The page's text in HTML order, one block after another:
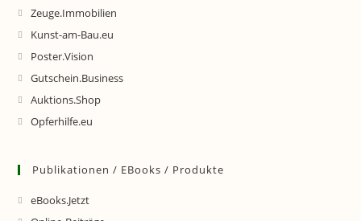
Zeuge.Immobilien
Kunst-am-Bau.eu
Poster.Vision
Gutschein.Business
Auktions.Shop
Opferhilfe.eu
Publikationen / EBooks / Produkte
eBooks.Jetzt